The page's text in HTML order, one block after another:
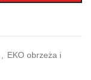
EKO obrzeża i